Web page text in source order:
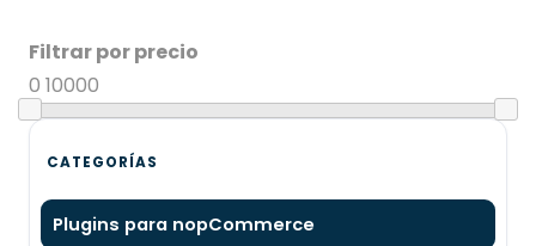
Filtrar por precio
0 10000
CATEGORÍAS
Plugins para nopCommerce